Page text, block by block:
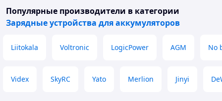
Популярные производители в категории
Зарядные устройства для аккумуляторов
Liitokala Voltronic LogicPower AGM No
Videx SkyRC Yato Merlion Jinyi